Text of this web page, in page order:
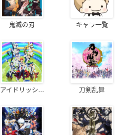
鬼滅の刃 キャラ一覧
アイドリッシ... 刀剣乱舞